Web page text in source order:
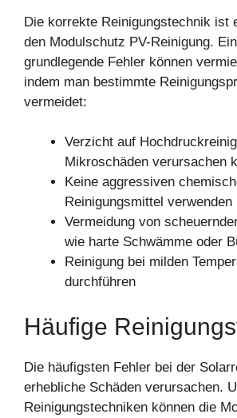
Die korrekte Reinigungstechnik ist
den Modulschutz PV-Reinigung.
grundlegende Fehler können
indem man bestimmte
vermeidet:
Verzicht auf
Mikroschäden verursachen
Keine aggressiven
Reinigungsmittel verwenden
Vermeidung von
wie harte Schwämme oder
Reinigung bei milden
durchführen
Häufige
Die häufigsten Fehler bei der
erhebliche Schäden verursachen.
Reinigungstechniken können die